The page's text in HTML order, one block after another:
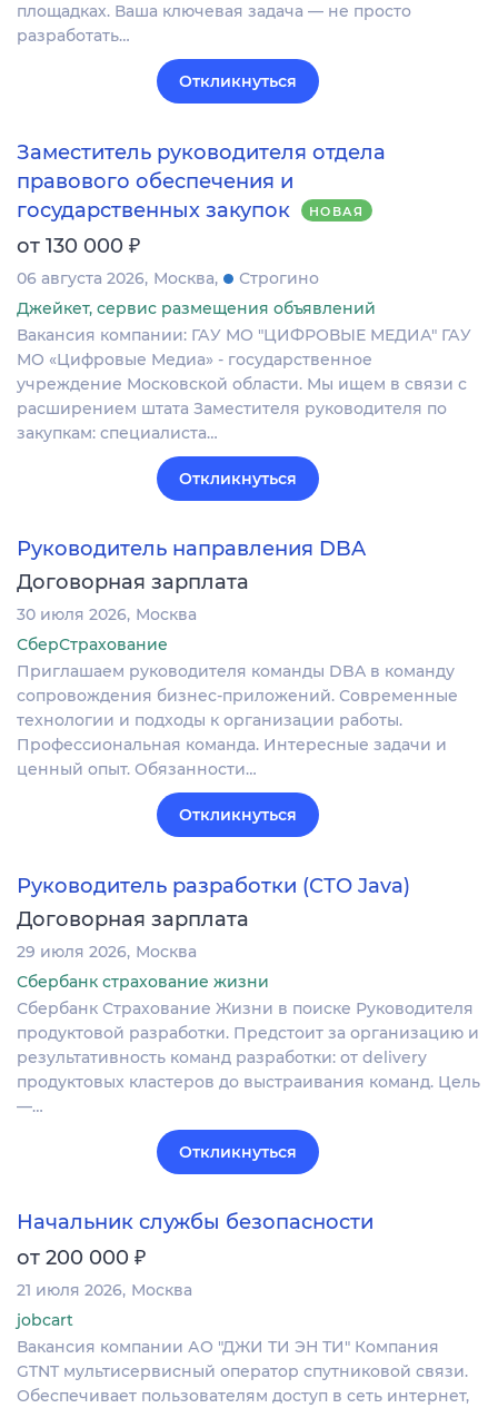
площадках. Ваша ключевая задача — не просто
разработать…
Откликнуться
Заместитель руководителя отдела
правового обеспечения и
государственных закупок
НОВАЯ
от 130 000 ₽
06 августа 2026 Москва
Строгино
Джейкет, сервис размещения объявлений
Вакансия компании: ГАУ МО "ЦИФРОВЫЕ МЕДИА" ГАУ
МО «Цифровые Медиа» - государственное
учреждение Московской области. Мы ищем в связи с
расширением штата Заместителя руководителя по
закупкам: специалиста…
Откликнуться
Руководитель направления DBA
Договорная зарплата
30 июля 2026 Москва
СберСтрахование
Приглашаем руководителя команды DBA в команду
сопровождения бизнес-приложений. Современные
технологии и подходы к организации работы.
Профессиональная команда. Интересные задачи и
ценный опыт. Обязанности…
Откликнуться
Руководитель разработки (СТО Java)
Договорная зарплата
29 июля 2026 Москва
Сбербанк страхование жизни
Сбербанк Страхование Жизни в поиске Руководителя
продуктовой разработки. Предстоит за организацию и
результативность команд разработки: от delivery
продуктовых кластеров до выстраивания команд. Цель
—…
Откликнуться
Начальник службы безопасности
от 200 000 ₽
21 июля 2026 Москва
jobcart
Вакансия компании АО "ДЖИ ТИ ЭН ТИ" Компания
GTNT мультисервисный оператор спутниковой связи.
Обеспечивает пользователям доступ в сеть интернет,